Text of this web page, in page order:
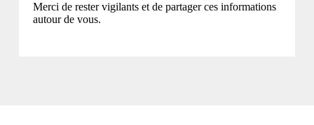
Merci de rester vigilants et de partager ces informations
autour de vous.